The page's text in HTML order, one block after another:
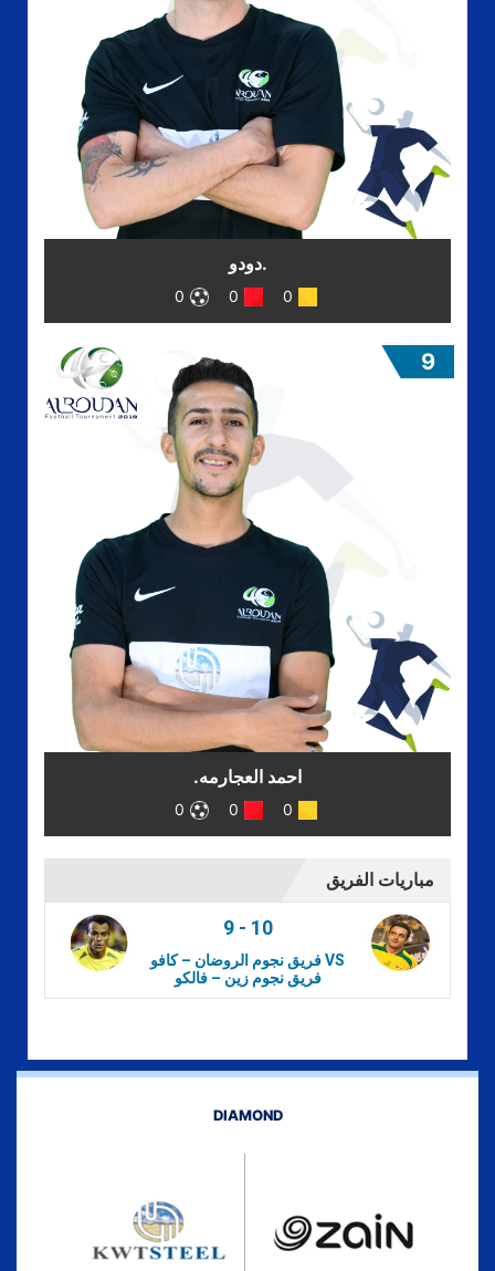
.دودو
0
0
0
احمد العجارمه.
0
0
0
9
مباريات الفريق
9- 10
فريق نجوم الروضان – كافو VS
فريق نجوم زين – فالكو
DIAMOND